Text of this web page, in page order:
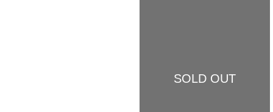
SOLD OUT